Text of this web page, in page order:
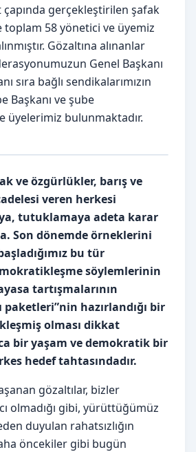
gerçekleştirilen şafak
toplam 58 yönetici ve üyemiz
Gözaltına alınanlar
Genel Başkanı
sıra bağlı sendikalarımızın
Başkanı ve şube
üyelerimiz bulunmaktadır.
ve özgürlükler, barış ve
veren herkesi
tutuklamaya adeta karar
Son dönemde örneklerini
bu tür
söylemlerinin
tartışmalarının
paketleri”nin hazırlandığı bir
olması dikkat
bir yaşam ve demokratik bir
hedef tahtasındadır.
gözaltılar, bizler
olmadığı gibi, yürüttüğümüz
duyulan rahatsızlığın
öncekiler gibi bugün